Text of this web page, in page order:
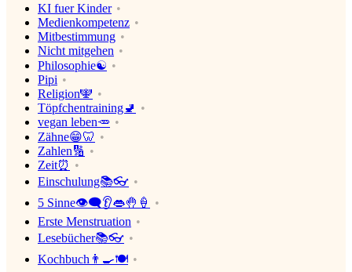
KI fuer Kinder
Medienkompetenz
Mitbestimmung
Nicht mitgehen
Philosophie☯
Pipi
Religion🕎
Töpfchentraining🚽
vegan leben🥕
Zähne😁🦷
Zahlen🔢
Zeit⏰
Einschulung📚👓
5 Sinne👁‍🗨👂👄🤚🍦
Erste Menstruation
Lesebücher📚👓
Kochbuch👨‍🍳🍽